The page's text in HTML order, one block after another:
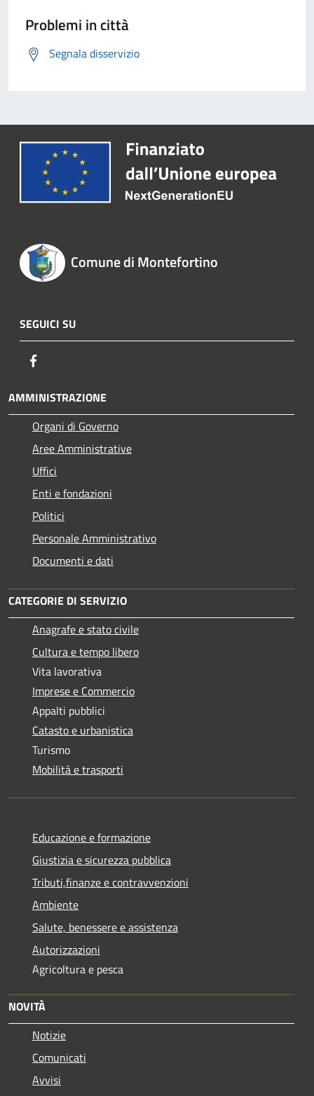
Problemi in città
Segnala disservizio
Comune di Montefortino
SEGUICI SU
AMMINISTRAZIONE
Organi di Governo
Aree Amministrative
Uffici
Enti e fondazioni
Politici
Personale Amministrativo
Documenti e dati
CATEGORIE DI SERVIZIO
Anagrafe e stato civile
Cultura e tempo libero
Vita lavorativa
Imprese e Commercio
Appalti pubblici
Catasto e urbanistica
Turismo
Mobilità e trasporti
Educazione e formazione
Giustizia e sicurezza pubblica
Tributi,finanze e contravvenzioni
Ambiente
Salute, benessere e assistenza
Autorizzazioni
Agricoltura e pesca
NOVITÀ
Notizie
Comunicati
Avvisi